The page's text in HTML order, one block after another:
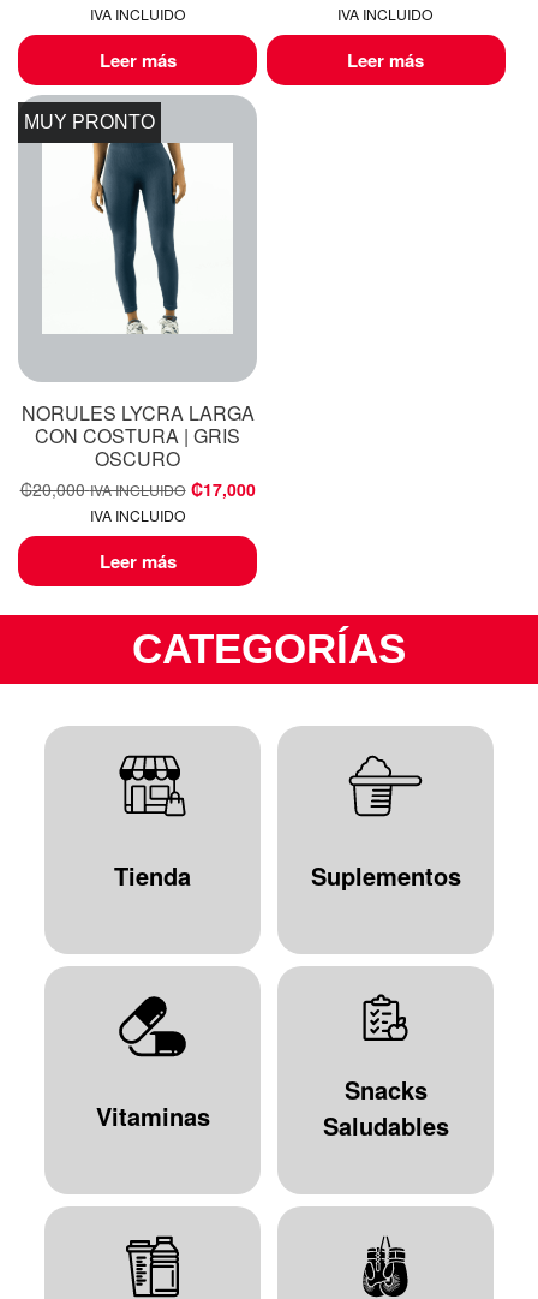
IVA INCLUIDO
Leer más
IVA INCLUIDO
Leer más
MUY PRONTO
NORULES LYCRA LARGA
CON COSTURA | GRIS
OSCURO
₡20,000 IVA INCLUIDO ₡17,000
IVA INCLUIDO
Leer más
CATEGORÍAS
Tienda Suplementos
Vitaminas
Snacks
Saludables